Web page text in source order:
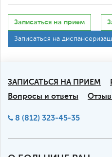
Записаться на прием
Записаться на
ЗАПИСАТЬСЯ НА ПРИЕМ
Вопросы и ответы
8 (812) 323-45-35